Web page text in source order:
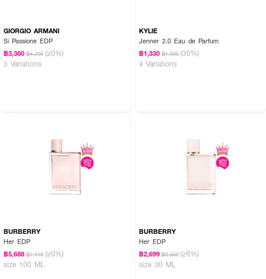
GIORGIO ARMANI
Si Passione EDP
฿3,360 ฿4,200 (20%)
3 Variations
KYLIE
Jenner 2.0 Eau de Parfum
฿1,330 ฿1,900 (30%)
4 Variations
BURBERRY
Her EDP
฿5,688 ฿7,110 (20%)
size 100 ML
BURBERRY
Her EDP
฿2,699 ฿3,660 (26%)
size 30 ML